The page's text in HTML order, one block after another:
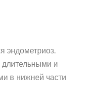
эндометриоз.
длительными и
в нижней части